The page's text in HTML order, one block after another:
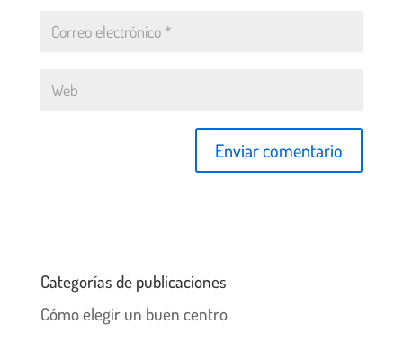
Categorías de publicaciones
Cómo elegir un buen centro